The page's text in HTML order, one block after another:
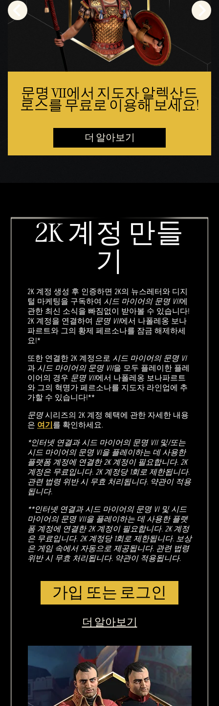
문명 VII에서 지도자 알렉산드
로스를 무료로 이용해 보세요!
더 알아보기
2K 계정 만들
기
2K 계정 생성 후 인증하면 2K의 뉴스레터와 디지
털 마케팅을 구독하여 시드 마이어의 문명 VII에
관한 최신 소식을 빠짐없이 받아볼 수 있습니다!
2K 계정을 연결하여 문명 VII에서 나폴레옹 보나
파르트와 그의 황제 페르소나를 잠금 해제하세
요!*
또한 연결한 2K 계정으로 시드 마이어의 문명 VI
과 시드 마이어의 문명 VII을 모두 플레이한 플레
이어의 경우 문명 VII에서 나폴레옹 보나파르트
와 그의 혁명가 페르소나를 지도자 라인업에 추
가할 수 있습니다!**
문명시리즈의 2K 계정 혜택에 관한 자세한 내용
은 여기를 확인하세요.
*인터넷 연결과 시드 마이어의 문명 VII 및/또는
시드 마이어의 문명 VI을 플레이하는 데 사용한
플랫폼 계정에 연결한 2K 계정이 필요합니다. 2K
계정은 무료입니다. 2K 계정당 1회로 제한됩니다.
관련 법령 위반 시 무효 처리됩니다. 약관이 적용
됩니다.
**인터넷 연결과 시드 마이어의 문명 VI 및 시드
마이어의 문명 VII을 플레이하는 데 사용한 플랫
폼 계정에 연결한 2K 계정이 필요합니다. 2K 계정
은 무료입니다. 2K 계정당 1회로 제한됩니다. 보상
은 게임 속에서 자동으로 제공됩니다. 관련 법령
위반 시 무효 처리됩니다. 약관이 적용됩니다.
가입 또는 로그인
더 알아보기